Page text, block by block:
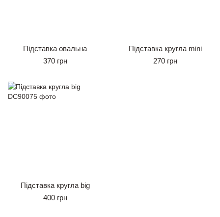
Підставка овальна
370 грн
Підставка кругла mini
270 грн
Підставка кругла big
400 грн